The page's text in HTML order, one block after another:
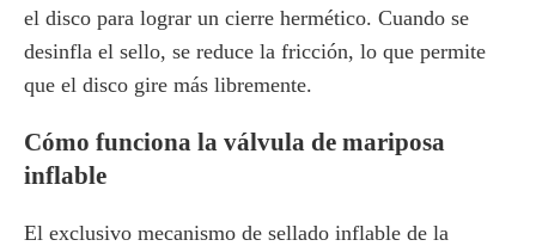
el disco para lograr un cierre hermético. Cuando se
desinfla el sello, se reduce la fricción, lo que permite
que el disco gire más libremente.
Cómo funciona la válvula de mariposa
inflable
El exclusivo mecanismo de sellado inflable de la